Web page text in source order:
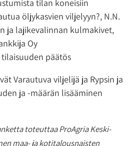
tilan koneisiin
öljykasvien viljelyyn?, N.N.
ja lajikevalinnan kulmakivet,
Oy
tilaisuuden päätös
Varautuva viljelijä ja Rypsin ja
ja -määrän lisääminen
toteuttaa ProAgria Keski-
maa- ja kotitalousnaisten